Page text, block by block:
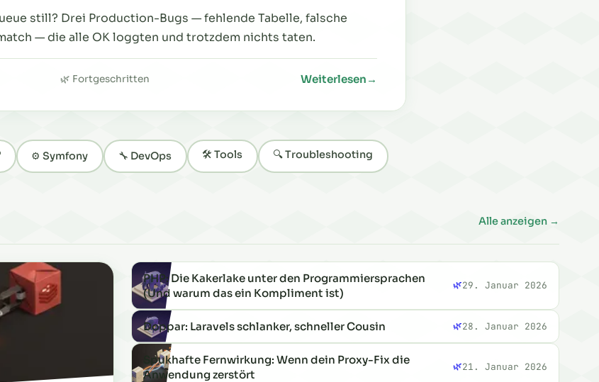
still? Drei Production-Bugs — fehlende Tabelle, falsche
— die alle OK loggten und trotzdem nichts taten.
🌿 Fortgeschritten Weiterlesen
: Symfony Messenger Worker hängt? 3 stille
→
⚙️ Symfony 🔧 DevOps 🛠️ Tools 🔍 Troubleshooting
Alle anzeigen →
PHP: Die Kakerlake unter den Programmiersprachen
(Und warum das ein Kompliment ist)
🌿29. Januar 2026
Doppar: Laravels schlanker, schneller Cousin 🌿28. Januar 2026
Spukhafte Fernwirkung: Wenn dein Proxy-Fix die
Anwendung zerstört
🌿21. Januar 2026